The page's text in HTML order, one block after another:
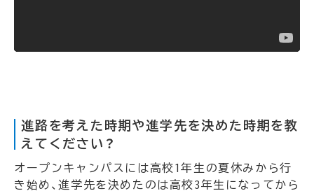
進路を考えた時期や進学先を決めた時期を教
えてください？
オープンキャンパスには高校1年生の夏休みから行
き始め、進学先を決めたのは高校3年生になってから